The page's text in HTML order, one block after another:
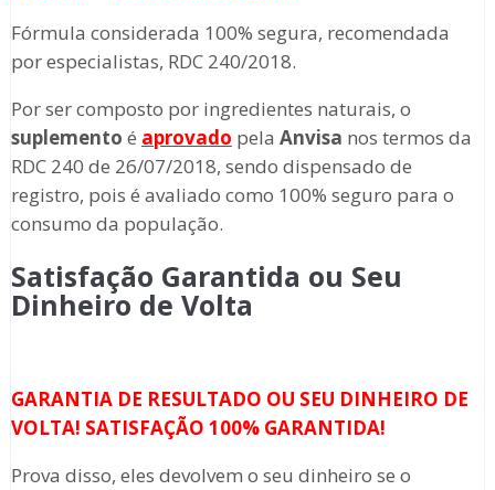
Fórmula considerada 100% segura, recomendada
por especialistas, RDC 240/2018.
Por ser composto por ingredientes naturais, o
suplemento é aprovado pela Anvisa nos termos da
RDC 240 de 26/07/2018, sendo dispensado de
registro, pois é avaliado como 100% seguro para o
consumo da população.
Satisfação Garantida ou Seu
Dinheiro de Volta
GARANTIA DE RESULTADO OU SEU DINHEIRO DE
VOLTA! SATISFAÇÃO 100% GARANTIDA!
Prova disso, eles devolvem o seu dinheiro se o